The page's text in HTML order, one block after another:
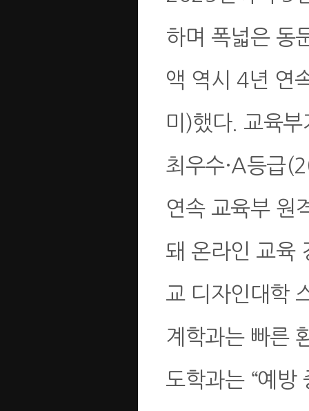
하며 폭넓은 동
액 역시 4년 연
미)했다. 교육
최우수·A등급
연속 교육부 원
돼 온라인 교육
교 디자인대학
계학과는 빠른
도학과는 “예방